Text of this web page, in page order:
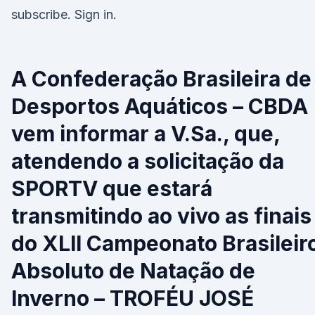
subscribe. Sign in.
A Confederação Brasileira de
Desportos Aquáticos – CBDA
vem informar a V.Sa., que,
atendendo a solicitação da
SPORTV que estará
transmitindo ao vivo as finais
do XLII Campeonato
Absoluto de Natação de
Inverno – TROFÉU JOSÉ